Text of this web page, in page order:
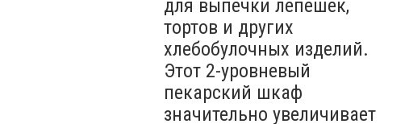
для выпечки лепешек,
тортов и других
хлебобулочных изделий.
Этот 2-уровневый
пекарский шкаф
значительно увеличивает